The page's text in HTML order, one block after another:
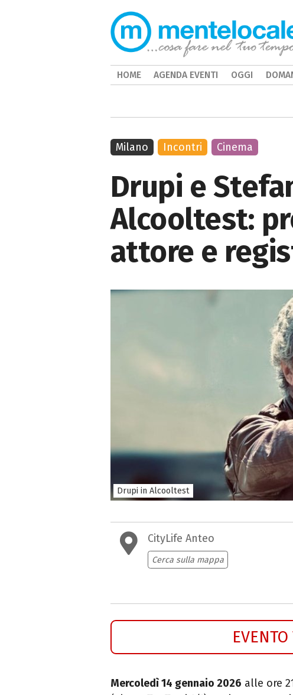
Drupi e
Alcooltest:
attore e
Drupi in Alcooltest
CityLife Anteo
Cerca sulla mappa
Mercoledì 14 gennaio 2026 alle ore
Milano Incontri Cinema
HOME AGENDA EVENTI OGGI